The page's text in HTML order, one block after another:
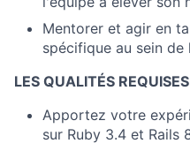
Mentorer et agir en
spécifique au sein de
LES QUALITÉS REQUISES
Apportez votre
sur Ruby 3.4 et Rails